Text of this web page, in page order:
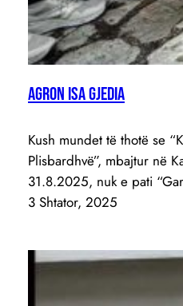
Agron Isa Gjedia
Kush mundet të thotë se
Plisbardhvë”, mbajtur në
31.8.2025, nuk e pati
3 Shtator, 2025